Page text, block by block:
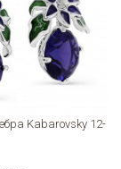
Kabarovsky 12-